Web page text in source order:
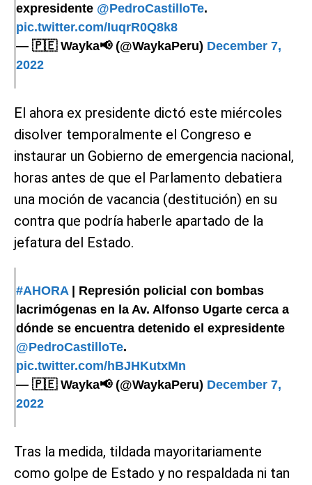
expresidente @PedroCastilloTe.
pic.twitter.com/IuqrR0Q8k8
— 🇵🇪 Wayka📢 (@WaykaPeru) December 7,
2022
El ahora ex presidente dictó este miércoles
disolver temporalmente el Congreso e
instaurar un Gobierno de emergencia nacional,
horas antes de que el Parlamento debatiera
una moción de vacancia (destitución) en su
contra que podría haberle apartado de la
jefatura del Estado.
#AHORA | Represión policial con bombas
lacrimógenas en la Av. Alfonso Ugarte cerca a
dónde se encuentra detenido el expresidente
@PedroCastilloTe.
pic.twitter.com/hBJHKutxMn
— 🇵🇪 Wayka📢 (@WaykaPeru) December 7,
2022
Tras la medida, tildada mayoritariamente
como golpe de Estado y no respaldada ni tan